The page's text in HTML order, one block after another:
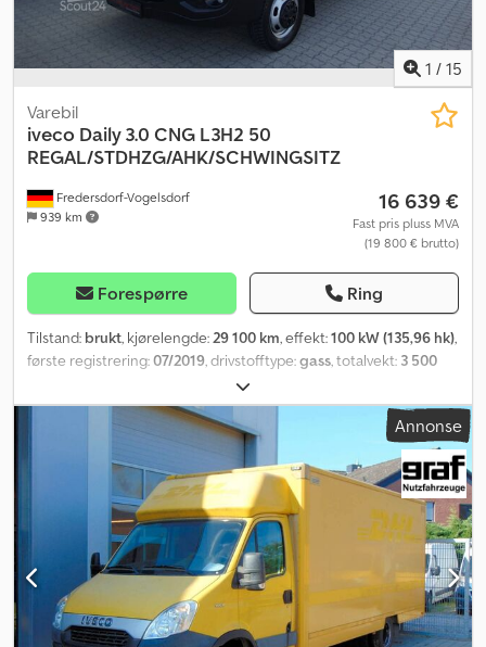
1 / 15
Fredersdorf-Vogelsdorf
939 km
Varebil
iveco Daily 3.0 CNG L3H2 50
REGAL/STDHZG/AHK/SCHWINGSITZ
16 639 €
Fast pris pluss MVA
(19 800 € brutto)
Forespørre Ring
Tilstand: brukt, kjørelengde:29 100 km, effekt:100 kW (135,96 hk),
første registrering:07/2019, drivstofftype:gass, totalvekt: 3 500
husholdningsgass H, farge:
girtype:mekanisk, utslippsklasse:Euro 6, fjæring:annen, antall
, Utstyr: ABS, aircondition, antispinnsystem, elektronisk
stabilitetsprogram (ESP), immobilisersystem, kjørecomputer,
kollisjonspute, parkeringsvarmer, sentral låsing, skyvedør,
tilhengerkobling,
Annonse